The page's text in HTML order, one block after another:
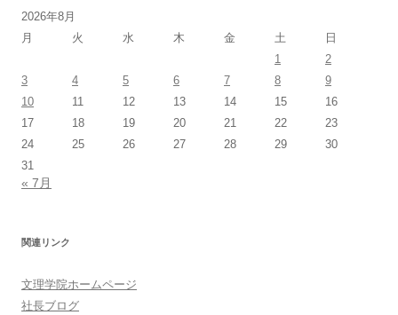
2026年8月
月
火 水 木 金 土
日
1
2
3
4 5 6 7 8
9
10
11 12 13 14 15
16
17
18 19 20 21 22
23
24
25 26 27 28 29
30
31
« 7月
関連リンク
文理学院ホームページ
社長ブログ